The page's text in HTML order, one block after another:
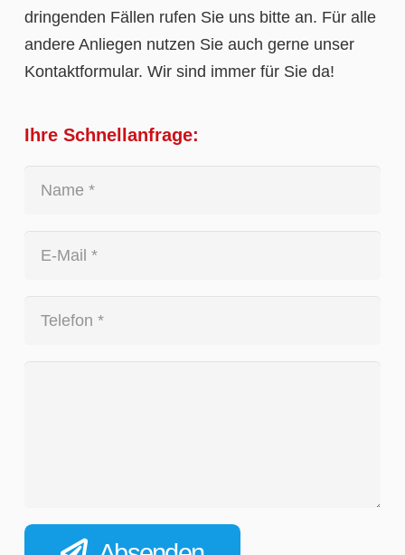
dringenden Fällen rufen Sie uns bitte an. Für alle
andere Anliegen nutzen Sie auch gerne unser
Kontaktformular. Wir sind immer für Sie da!
Ihre Schnellanfrage: